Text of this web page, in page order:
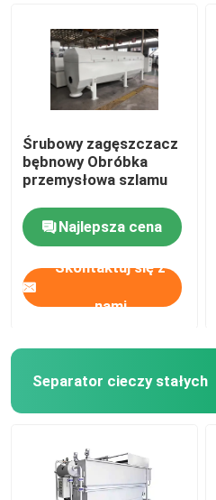
Śrubowy zagęszczacz
bębnowy Obróbka
przemysłowa szlamu
Najlepsza cena
Skontaktuj się z
nami
Separator cieczy stałych